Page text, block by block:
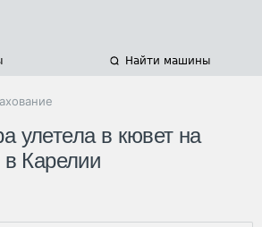
Найти машины
улетела в кювет на
Карелии